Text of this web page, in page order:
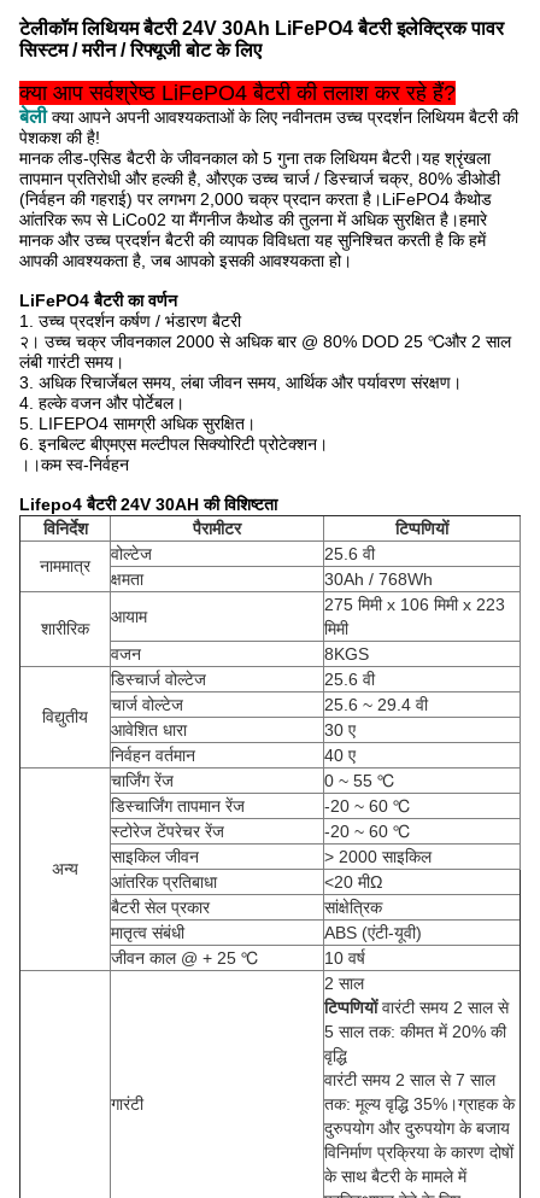
टेलीकॉम लिथियम बैटरी 24V 30Ah LiFePO4 बैटरी इलेक्ट्रिक पावर
सिस्टम / मरीन / रिफ्यूजी बोट के लिए
क्या आप सर्वश्रेष्ठ LiFePO4 बैटरी की तलाश कर रहे हैं?
बेलीक्या आपने अपनी आवश्यकताओं के लिए नवीनतम उच्च प्रदर्शन लिथियम बैटरी की
पेशकश की है!
मानक लीड-एसिड बैटरी के जीवनकाल को 5 गुना तक लिथियम बैटरी।यह श्रृंखला
तापमान प्रतिरोधी और हल्की है, औरएक उच्च चार्ज / डिस्चार्ज चक्र, 80% डीओडी
(निर्वहन की गहराई) पर लगभग 2,000 चक्र प्रदान करता है।LiFePO4 कैथोड
आंतरिक रूप से LiCo02 या मैंगनीज कैथोड की तुलना में अधिक सुरक्षित है।हमारे
मानक और उच्च प्रदर्शन बैटरी की व्यापक विविधता यह सुनिश्चित करती है कि हमें
आपकी आवश्यकता है, जब आपको इसकी आवश्यकता हो।
LiFePO4 बैटरी का वर्णन
1. उच्च प्रदर्शन कर्षण / भंडारण बैटरी
२। उच्च चक्र जीवनकाल 2000 से अधिक बार @ 80% DOD 25 ℃और 2 साल
लंबी गारंटी समय।
3. अधिक रिचार्जेबल समय, लंबा जीवन समय, आर्थिक और पर्यावरण संरक्षण।
4. हल्के वजन और पोर्टेबल।
5. LIFEPO4 सामग्री अधिक सुरक्षित।
6. इनबिल्ट बीएमएस मल्टीपल सिक्योरिटी प्रोटेक्शन।
।।कम स्व-निर्वहन
Lifepo4 बैटरी 24V 30AH की विशिष्टता
विनिर्देश
पैरामीटर
टिप्पणियों
नाममात्र
वोल्टेज
25.6 वी
क्षमता
30Ah / 768Wh
शारीरिक
आयाम
275 मिमी x 106 मिमी x 223
मिमी
वजन
8KGS
विद्युतीय
डिस्चार्ज वोल्टेज
25.6 वी
चार्ज वोल्टेज
25.6 ~ 29.4 वी
आवेशित धारा
30 ए
निर्वहन वर्तमान
40 ए
अन्य
चार्जिंग रेंज
0 ~ 55 ℃
डिस्चार्जिंग तापमान रेंज
-20 ~ 60 ℃
स्टोरेज टेंपरेचर रेंज
-20 ~ 60 ℃
साइकिल जीवन
> 2000 साइकिल
आंतरिक प्रतिबाधा
<20 मीΩ
बैटरी सेल प्रकार
सांक्षेत्रिक
मातृत्व संबंधी
ABS (एंटी-यूवी)
जीवन काल @ + 25 ℃
10 वर्ष
गारंटी
2 साल
टिप्पणियों वारंटी समय 2 साल से
5 साल तक: कीमत में 20% की
वृद्धि
वारंटी समय 2 साल से 7 साल
तक: मूल्य वृद्धि 35%।ग्राहक के
दुरुपयोग और दुरुपयोग के बजाय
विनिर्माण प्रक्रिया के कारण दोषों
के साथ बैटरी के मामले में